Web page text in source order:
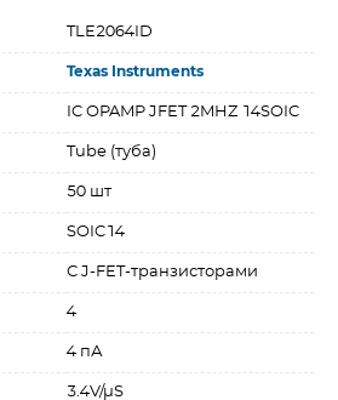
TLE2064ID
Texas Instruments
IC OPAMP JFET 2MHZ 14SOIC
Tube (туба)
50 шт
SOIC14
С J-FET-транзисторами
4
4 пА
3.4V/µS